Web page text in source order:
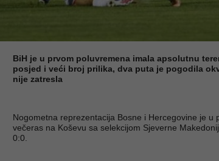
BiH je u prvom poluvremena imala apsolutnu
posjed i veći broj prilika, dva puta je pogodila
nije zatresla
Nogometna reprezentacija Bosne i Hercegovine je u
večeras na Koševu sa selekcijom Sjeverne
0:0.